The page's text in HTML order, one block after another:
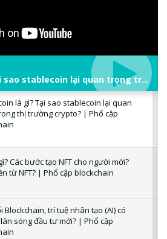
Stablecoin là gì? Tại sao stablecoin lại quan trọng trong thị trường crypto? | Phổ cập Blockchain
là gì? Tại sao stablecoin lại quan
thị trường crypto? | Phổ cập
Các bước tạo NFT cho người mới?
từ NFT? | Phổ cập blockchain
Blockchain, trí tuệ nhân tạo (AI) có
sóng đầu tư mới? | Phổ cập